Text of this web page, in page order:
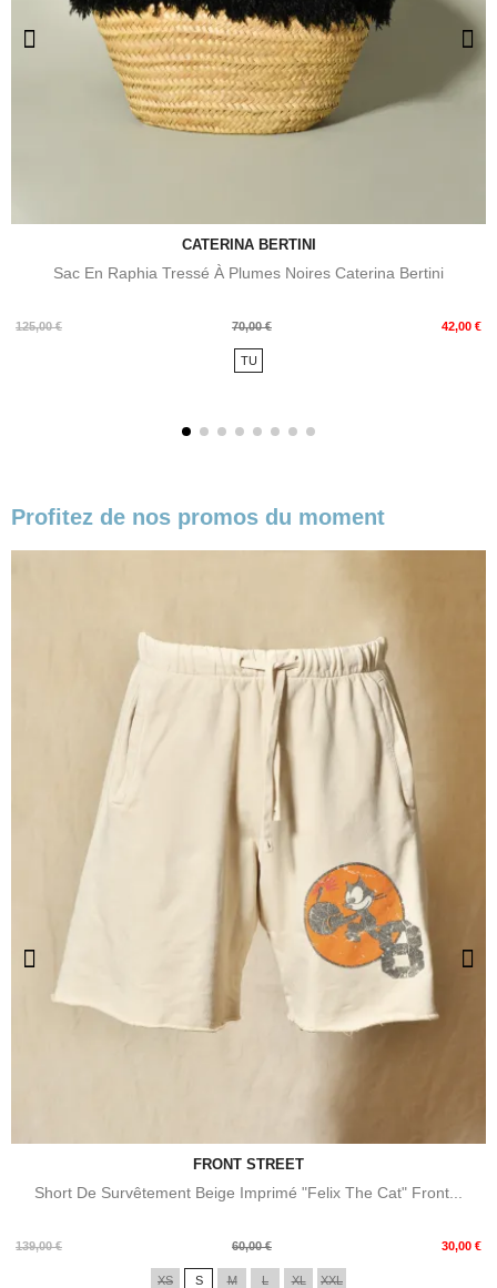
CATERINA BERTINI
Sac En Raphia Tressé À Plumes Noires Caterina Bertini
125,00 €
Prix
70,00 € 42,00 €
Prix
TU
Profitez de nos promos du moment
FRONT STREET
Short De Survêtement Beige Imprimé "Felix The Cat" Front...
139,00 €
Prix
60,00 € 30,00 €
Prix
XS S M L XL XXL